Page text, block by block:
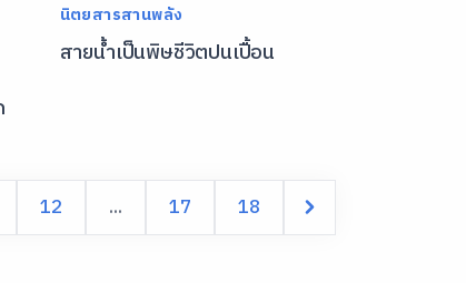
นิตยสารสานพลัง
สายน้ำเป็นพิษชีวิตปนเปื้อน
12 ... 17 18